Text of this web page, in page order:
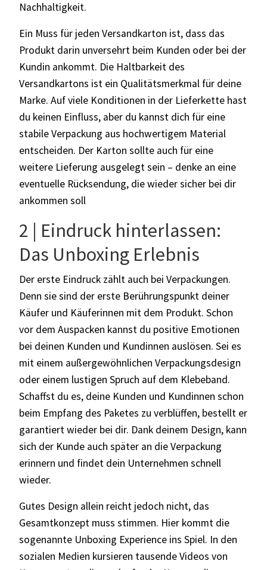
Nachhaltigkeit.
Ein Muss für jeden Versandkarton ist, dass das
Produkt darin unversehrt beim Kunden oder bei der
Kundin ankommt. Die Haltbarkeit des
Versandkartons ist ein Qualitätsmerkmal für deine
Marke. Auf viele Konditionen in der Lieferkette hast
du keinen Einfluss, aber du kannst dich für eine
stabile Verpackung aus hochwertigem Material
entscheiden. Der Karton sollte auch für eine
weitere Lieferung ausgelegt sein – denke an eine
eventuelle Rücksendung, die wieder sicher bei dir
ankommen soll
2 | Eindruck hinterlassen:
Das Unboxing Erlebnis
Der erste Eindruck zählt auch bei Verpackungen.
Denn sie sind der erste Berührungspunkt deiner
Käufer und Käuferinnen mit dem Produkt. Schon
vor dem Auspacken kannst du positive Emotionen
bei deinen Kunden und Kundinnen auslösen. Sei es
mit einem außergewöhnlichen Verpackungsdesign
oder einem lustigen Spruch auf dem Klebeband.
Schaffst du es, deine Kunden und Kundinnen schon
beim Empfang des Paketes zu verblüffen, bestellt er
garantiert wieder bei dir. Dank deinem Design, kann
sich der Kunde auch später an die Verpackung
erinnern und findet dein Unternehmen schnell
wieder.
Gutes Design allein reicht jedoch nicht, das
Gesamtkonzept muss stimmen. Hier kommt die
sogenannte Unboxing Experience ins Spiel. In den
sozialen Medien kursieren tausende Videos von